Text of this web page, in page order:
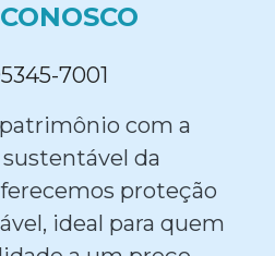
7001
com a
da
proteção
ideal para quem